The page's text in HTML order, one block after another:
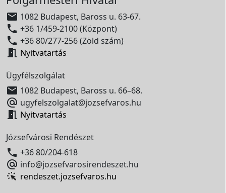
 1082 Budapest, Baross u. 63-67.
 +36 1/459-2100 (Központ)
 +36 80/277-256 (Zöld szám)
 Nyitvatartás
Ügyfélszolgálat
 1082 Budapest, Baross u. 66–68.
 ugyfelszolgalat@jozsefvaros.hu
 Nyitvatartás
Józsefvárosi Rendészet
 +36 80/204-618
 info@jozsefvarosirendeszet.hu
rendeszet.jozsefvaros.hu